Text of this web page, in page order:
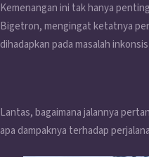
Kemenangan ini tak hanya
Bigetron, mengingat ketatnya
dihadapkan pada masalah
Lantas, bagaimana jalannya
apa dampaknya terhadap